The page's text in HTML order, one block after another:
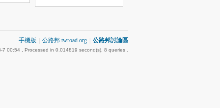
手機版 公路邦 twroad.org 公路邦討論區
7 00:54 , Processed in 0.014819 second(s), 8 queries .